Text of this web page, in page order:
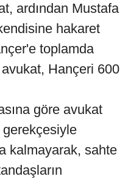
ardından Mustafa
hakaret
toplamda
Hançeri 600
göre avukat
gerekçesiyle
kalmayarak, sahte